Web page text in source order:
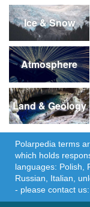
Ice & Snow
Atmosphere
Land & Geology
Polarpedia terms
which holds
languages: Polish,
Russian, Italian,
- please contact us: